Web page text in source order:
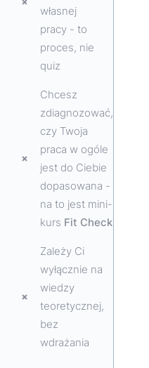
własnej
pracy - to
proces, nie
quiz
Chcesz
zdiagnozować,
czy Twoja
praca w ogóle
jest do Ciebie
dopasowana -
na to jest mini-
kurs Fit Check
Zależy Ci
wyłącznie na
wiedzy
teoretycznej,
bez
wdrażania